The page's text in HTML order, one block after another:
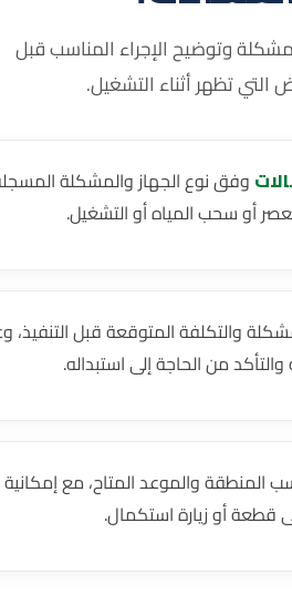
وتوضيح الإجراء المناسب قبل
تظهر أثناء التشغيل.
وفق نوع الجهاز والمشكلة
أو سحب المياه أو التشغيل.
والتكلفة المتوقعة قبل التنفيذ،
من الحاجة إلى استبداله.
المنطقة والموعد المتاح، مع إمكانية
قطعة أو زيارة استكمال.